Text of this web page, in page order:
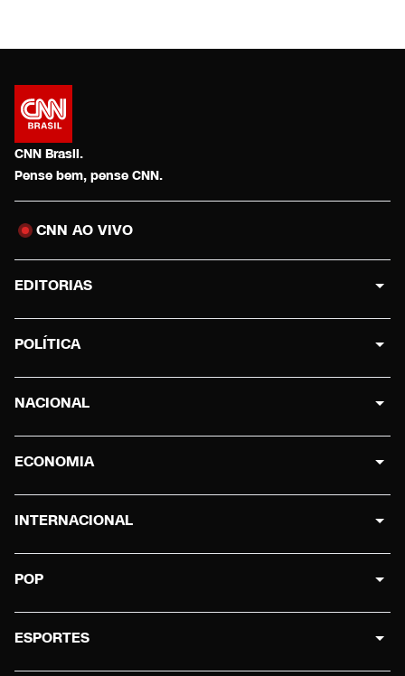
CNN Brasil.
Pense bem, pense CNN.
CNN AO VIVO
EDITORIAS
POLÍTICA
NACIONAL
ECONOMIA
INTERNACIONAL
POP
ESPORTES